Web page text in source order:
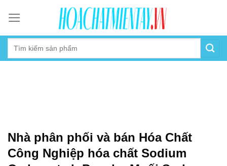
content
Nhà phân phối và bán Hóa Chất
Công Nghiệp hóa chất Sodium